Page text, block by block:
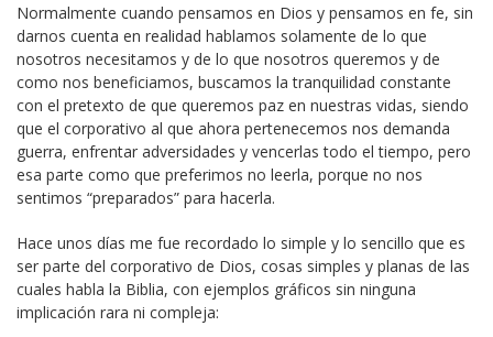
Normalmente cuando pensamos en Dios y pensamos en fe, sin
darnos cuenta en realidad hablamos solamente de lo que
nosotros necesitamos y de lo que nosotros queremos y de
como nos beneficiamos, buscamos la tranquilidad constante
con el pretexto de que queremos paz en nuestras vidas, siendo
que el corporativo al que ahora pertenecemos nos demanda
guerra, enfrentar adversidades y vencerlas todo el tiempo, pero
esa parte como que preferimos no leerla, porque no nos
sentimos “preparados” para hacerla.
Hace unos días me fue recordado lo simple y lo sencillo que es
ser parte del corporativo de Dios, cosas simples y planas de las
cuales habla la Biblia, con ejemplos gráficos sin ninguna
implicación rara ni compleja: